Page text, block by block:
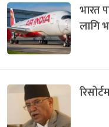
भारत
लागि